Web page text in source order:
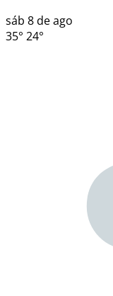
sáb 8 de ago
35° 24°